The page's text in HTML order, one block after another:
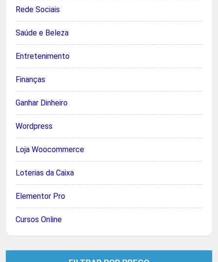
Rede Sociais
Saúde e Beleza
Entretenimento
Finanças
Ganhar Dinheiro
Wordpress
Loja Woocommerce
Loterias da Caixa
Elementor Pro
Cursos Online